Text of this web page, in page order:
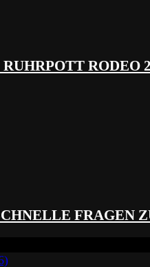
RODEO
FRAGEN